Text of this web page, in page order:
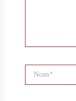
Nom*